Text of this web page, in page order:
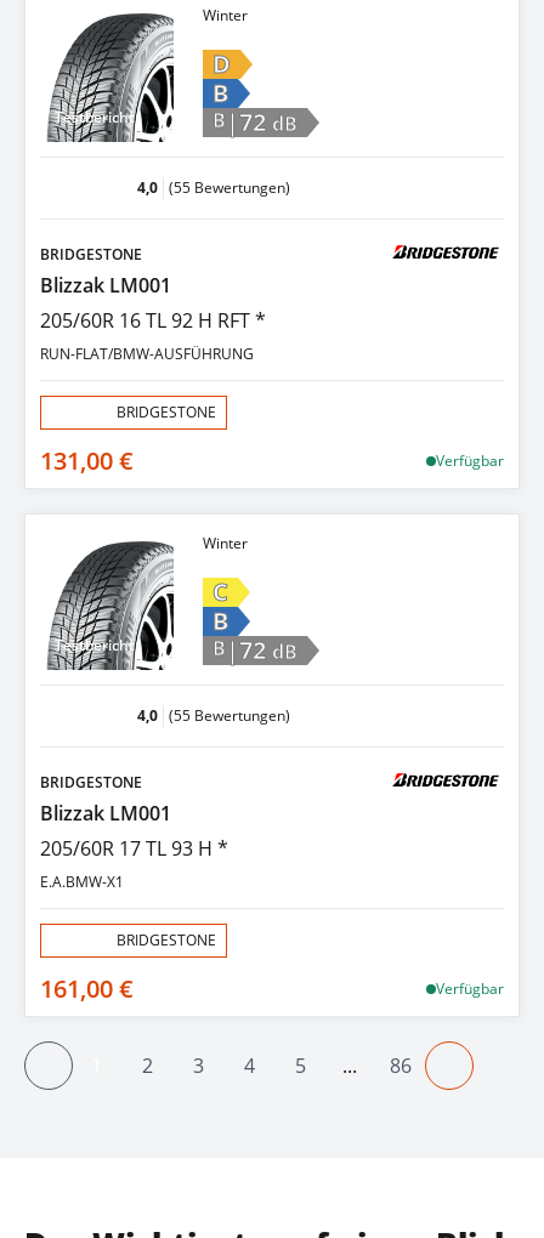
Testbericht
Winter
D
B
B |72 dB
4,0 (55 Bewertungen)
BRIDGESTONE
Blizzak LM001
205/60R 16 TL 92 H RFT *
RUN-FLAT/BMW-AUSFÜHRUNG
BRIDGESTONE
131,00 € Verfügbar
Testbericht
Winter
C
B
B |72 dB
4,0 (55 Bewertungen)
BRIDGESTONE
Blizzak LM001
205/60R 17 TL 93 H *
E.A.BMW-X1
BRIDGESTONE
161,00 € Verfügbar
Vorheriger
SeiteSeite
2 Seite
3 Seite
4 Seite
5 ... Seite
86 Näheriger